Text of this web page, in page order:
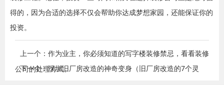
得的，因为合适的选择不仅会帮助你达成梦想家园，还能保证你的
投资。
上一个：作为业主，你必须知道的写字楼装修禁忌，看看装修
公司的处理方式。
下一个：深圳旧厂房改造的神奇变身（旧厂房改造的7个灵